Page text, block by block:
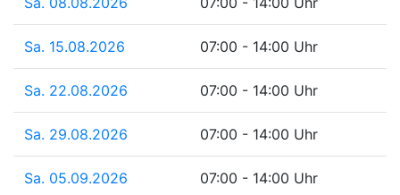
Sa. 15.08.2026 07:00 - 14:00 Uhr
Sa. 22.08.2026 07:00 - 14:00 Uhr
Sa. 29.08.2026 07:00 - 14:00 Uhr
Sa. 05.09.2026 07:00 - 14:00 Uhr